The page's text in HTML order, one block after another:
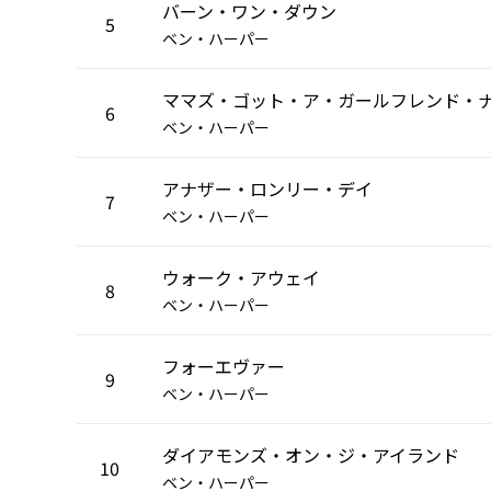
5 バーン・ワン・ダウン
ベン・ハーパー
6 ママズ・ゴット・ア・ガールフレンド・
ベン・ハーパー
7 アナザー・ロンリー・デイ
ベン・ハーパー
8 ウォーク・アウェイ
ベン・ハーパー
9 フォーエヴァー
ベン・ハーパー
10 ダイアモンズ・オン・ジ・アイランド
ベン・ハーパー